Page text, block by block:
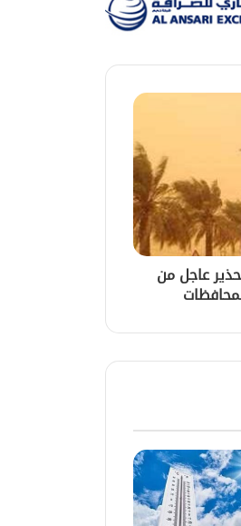
تحذير عاجل من